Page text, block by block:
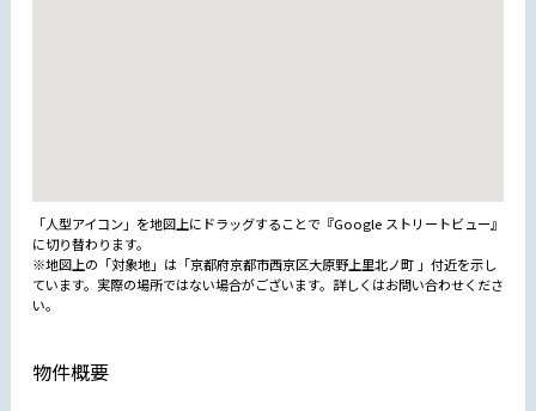
「人型アイコン」を地図上にドラッグすることで『Google ストリートビュー』
に切り替わります。
※地図上の「対象地」は「京都府京都市西京区大原野上里北ノ町 」付近を示し
ています。実際の場所ではない場合がございます。詳しくはお問い合わせくださ
い。
物件概要